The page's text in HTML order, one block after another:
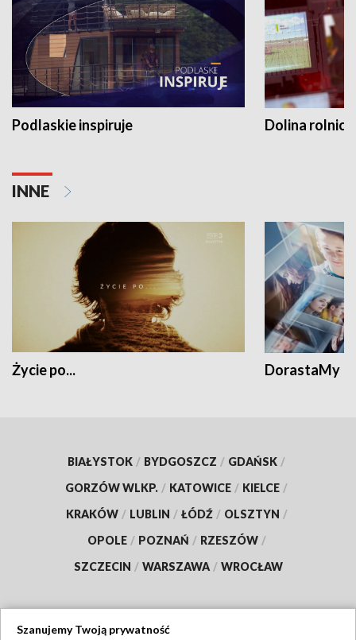
Podlaskie inspiruje Dolina
INNE
Życie po... DorastaMy
BIAŁYSTOK / BYDGOSZCZ / GDAŃSK /
GORZÓW WLKP. / KATOWICE / KIELCE /
KRAKÓW / LUBLIN / ŁÓDŹ / OLSZTYN /
OPOLE / POZNAŃ / RZESZÓW /
SZCZECIN / WARSZAWA / WROCŁAW
Szanujemy Twoją prywatność